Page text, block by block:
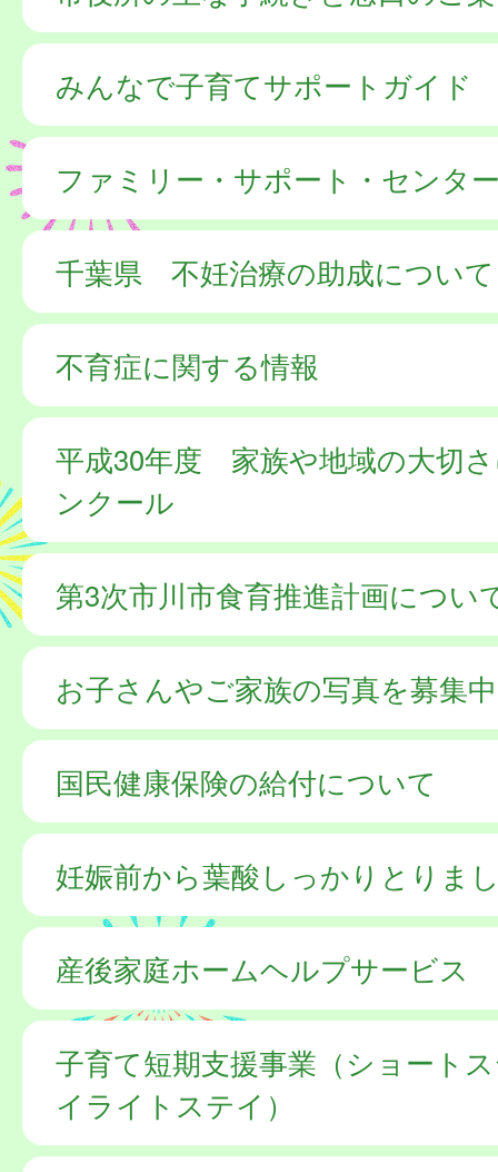
みんなで子育てサポートガイド
ファミリー・サポート・センタ
千葉県 不妊治療の助成について
不育症に関する情報
平成30年度 家族や地域の大切
ンクール
第3次市川市食育推進計画につい
お子さんやご家族の写真を募集中
国民健康保険の給付について
妊娠前から葉酸しっかりとりま
産後家庭ホームヘルプサービス
子育て短期支援事業（ショート
イライトステイ）